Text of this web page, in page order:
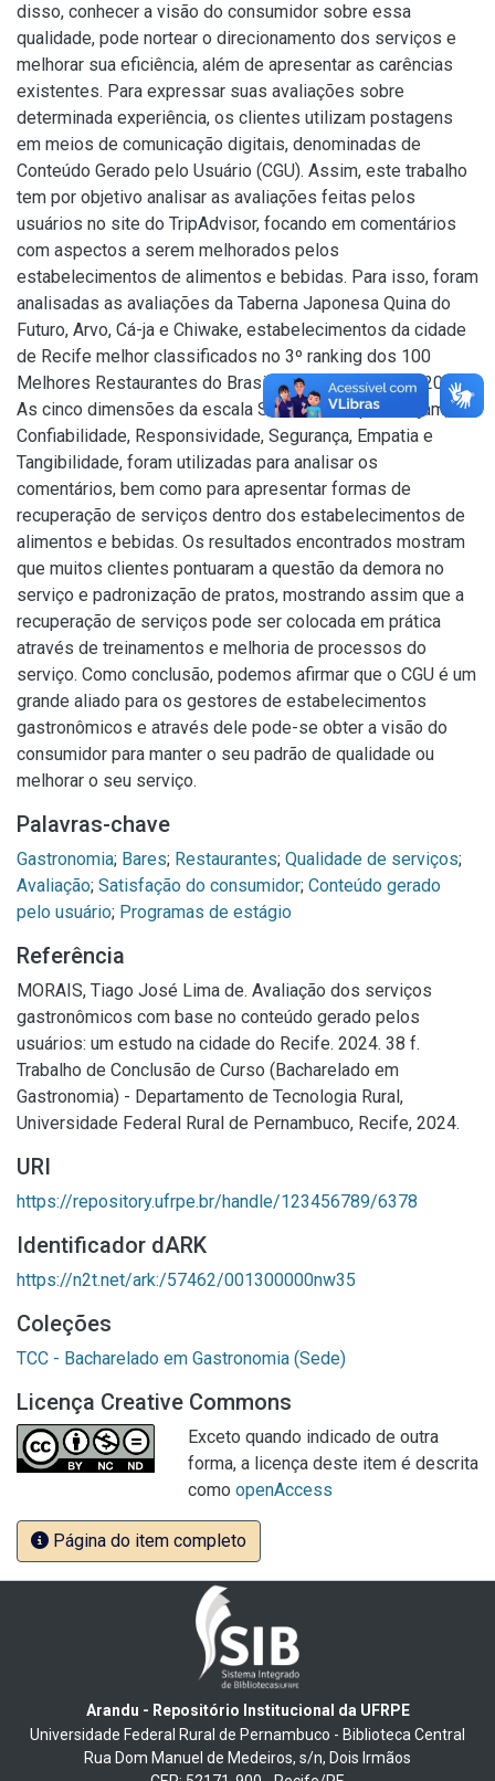
disso, conhecer a visão do consumidor sobre essa
qualidade, pode nortear o direcionamento dos serviços e
melhorar sua eficiência, além de apresentar as carências
existentes. Para expressar suas avaliações sobre
determinada experiência, os clientes utilizam postagens
em meios de comunicação digitais, denominadas de
Conteúdo Gerado pelo Usuário (CGU). Assim, este trabalho
tem por objetivo analisar as avaliações feitas pelos
usuários no site do TripAdvisor, focando em comentários
com aspectos a serem melhorados pelos
estabelecimentos de alimentos e bebidas. Para isso, foram
analisadas as avaliações da Taberna Japonesa Quina do
Futuro, Arvo, Cá-ja e Chiwake, estabelecimentos da cidade
de Recife melhor classificados no 3º ranking dos 100
Melhores Restaurantes do Brasil da Revista Exame (2024).
As cinco dimensões da escala SERVQUAL, quais sejam,
Confiabilidade, Responsividade, Segurança, Empatia e
Tangibilidade, foram utilizadas para analisar os
comentários, bem como para apresentar formas de
recuperação de serviços dentro dos estabelecimentos de
alimentos e bebidas. Os resultados encontrados mostram
que muitos clientes pontuaram a questão da demora no
serviço e padronização de pratos, mostrando assim que a
recuperação de serviços pode ser colocada em prática
através de treinamentos e melhoria de processos do
serviço. Como conclusão, podemos afirmar que o CGU é um
grande aliado para os gestores de estabelecimentos
gastronômicos e através dele pode-se obter a visão do
consumidor para manter o seu padrão de qualidade ou
melhorar o seu serviço.
Palavras-chave
Gastronomia; Bares; Restaurantes; Qualidade de serviços;
Avaliação; Satisfação do consumidor; Conteúdo gerado
pelo usuário; Programas de estágio
Referência
MORAIS, Tiago José Lima de. Avaliação dos serviços
gastronômicos com base no conteúdo gerado pelos
usuários: um estudo na cidade do Recife. 2024. 38 f.
Trabalho de Conclusão de Curso (Bacharelado em
Gastronomia) - Departamento de Tecnologia Rural,
Universidade Federal Rural de Pernambuco, Recife, 2024.
URI
https://repository.ufrpe.br/handle/123456789/6378
Identificador dARK
https://n2t.net/ark:/57462/001300000nw35
Coleções
TCC - Bacharelado em Gastronomia (Sede)
Licença Creative Commons
Exceto quando indicado de outra
forma, a licença deste item é descrita
como openAccess
Página do item completo
Arandu - Repositório Institucional da UFRPE
Universidade Federal Rural de Pernambuco - Biblioteca Central
Rua Dom Manuel de Medeiros, s/n, Dois Irmãos